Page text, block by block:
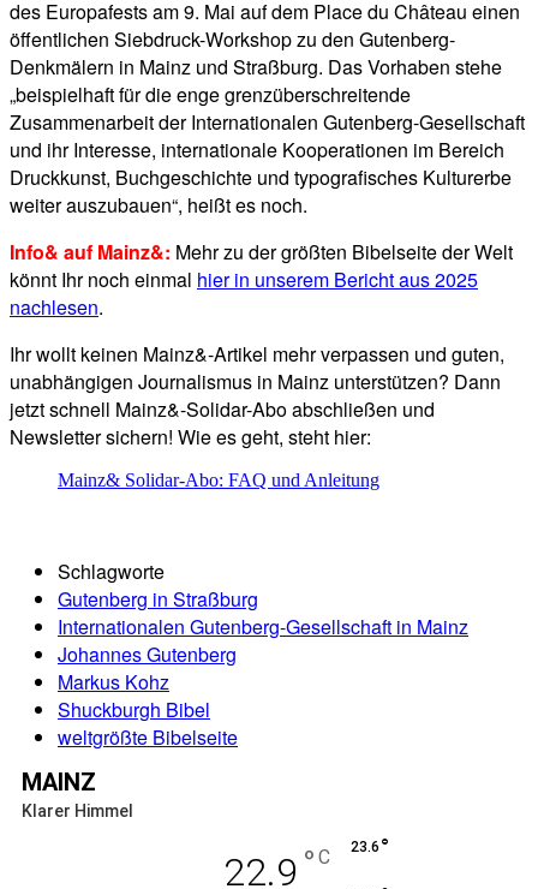
des Europafests am 9. Mai auf dem Place du Château einen
öffentlichen Siebdruck-Workshop zu den Gutenberg-
Denkmälern in Mainz und Straßburg. Das Vorhaben stehe
„beispielhaft für die enge grenzüberschreitende
Zusammenarbeit der Internationalen Gutenberg-Gesellschaft
und ihr Interesse, internationale Kooperationen im Bereich
Druckkunst, Buchgeschichte und typografisches Kulturerbe
weiter auszubauen“, heißt es noch.
Info& auf Mainz&: Mehr zu der größten Bibelseite der Welt
könnt Ihr noch einmal hier in unserem Bericht aus 2025
nachlesen.
Ihr wollt keinen Mainz&-Artikel mehr verpassen und guten,
unabhängigen Journalismus in Mainz unterstützen? Dann
jetzt schnell Mainz&-Solidar-Abo abschließen und
Newsletter sichern! Wie es geht, steht hier:
Mainz& Solidar-Abo: FAQ und Anleitung
Schlagworte
Gutenberg in Straßburg
Internationalen Gutenberg-Gesellschaft in Mainz
Johannes Gutenberg
Markus Kohz
Shuckburgh Bibel
weltgrößte Bibelseite
MAINZ
Klarer Himmel
22.9 ° C 23.6 °